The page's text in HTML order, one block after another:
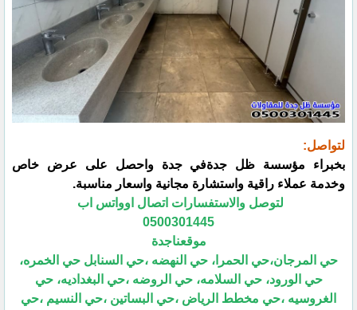
لتواصل:
بخبراء مؤسسة ظل جدةفي جدة واحصل على عرض خاص
وخدمة عملاء راقية واستشارة مجانية واسعار مناسبة.
لتوصل والاستفسارات اتصال اوواتس اب
0500301445
موقعناجدة
حي المرجان،حي الحمرا، حي النهضه ،حي السنابل حي الخمره،
حي الورود، حي السلامه، حي الروضه ،حي البغداديه، حي
الغروسيه ،حي مخطط الرياض ،حي البساتين ،حي النسيم ،حي